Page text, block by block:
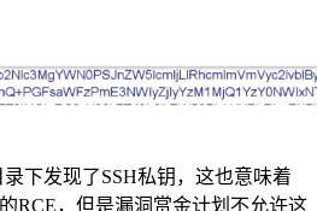
录下发现了SSH私钥，这也意味着
RCE，但是漏洞赏金计划不允许这